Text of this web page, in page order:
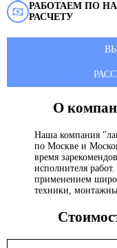
РАБОТАЕМ ПО
РАСЧЕТУ
О
Наша компания
по Москве и
время
исполнителя
применением
техники,